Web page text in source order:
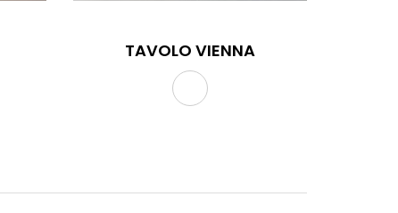
TAVOLO VIENNA